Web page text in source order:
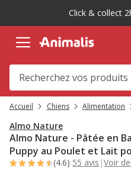
message,
Click & collect
Accueil Chiens Alimentation
Almo Nature
Almo Nature - Pâtée en
Puppy au Poulet et Lait
(4.6) 55 avis |Voir